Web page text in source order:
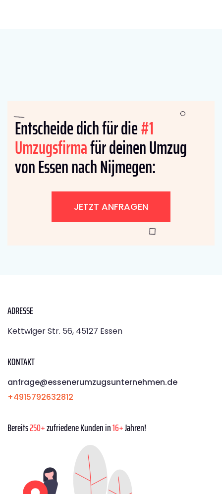
Entscheide dich für die#1
Umzugsfirmafür deinen Umzug
von Essen nach Nijmegen:
JETZT ANFRAGEN
ADRESSE
Kettwiger Str. 56, 45127 Essen
KONTAKT
anfrage@essenerumzugsunternehmen.de
+4915792632812
Bereits250+zufriedene Kunden in16+Jahren!